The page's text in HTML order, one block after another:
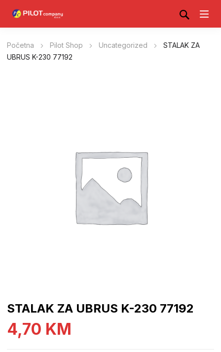
Početna Pilot Shop Uncategorized
STALAK ZA
UBRUS K-230 77192
STALAK ZA UBRUS K-230 77192
4,70 KM